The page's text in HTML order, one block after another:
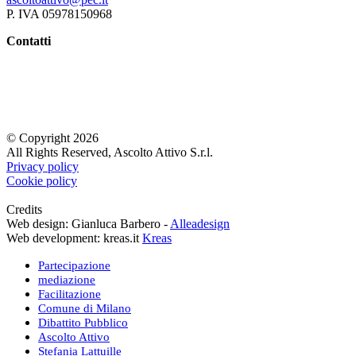
P. IVA 05978150968
Contatti
© Copyright 2026
All Rights Reserved, Ascolto Attivo S.r.l.
Privacy policy
Cookie policy
Credits
Web design: Gianluca Barbero - Alleadesign
Web development: kreas.it Kreas
Partecipazione
mediazione
Facilitazione
Comune di Milano
Dibattito Pubblico
Ascolto Attivo
Stefania Lattuille